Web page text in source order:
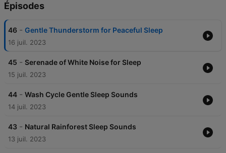
Épisodes
46 - Gentle Thunderstorm for Peaceful Sleep
16 juil. 2023
45 - Serenade of White Noise for Sleep
15 juil. 2023
44 - Wash Cycle Gentle Sleep Sounds
14 juil. 2023
43 - Natural Rainforest Sleep Sounds
13 juil. 2023